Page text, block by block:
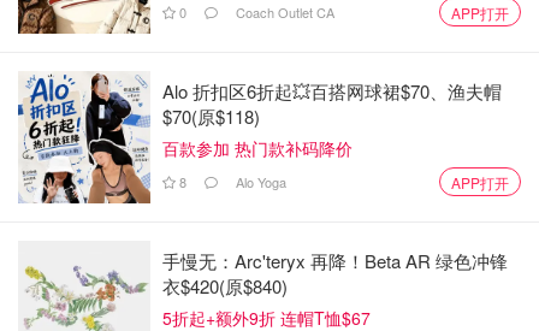
0 Coach Outlet CA APP打开
Alo 折扣区6折起💥百搭网球裙$70、渔夫帽
$70(原$118)
百款参加 热门款补码降价
8 Alo Yoga APP打开
手慢无：Arc'teryx 再降！Beta AR 绿色冲锋
衣$420(原$840)
5折起+额外9折 连帽T恤$67